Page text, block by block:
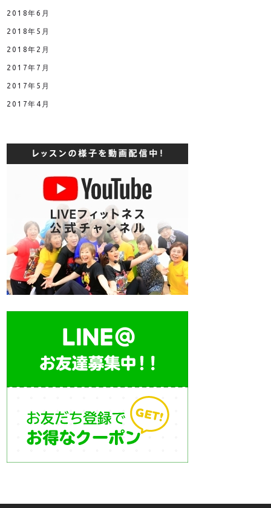
2018年6月
2018年5月
2018年2月
2017年7月
2017年5月
2017年4月